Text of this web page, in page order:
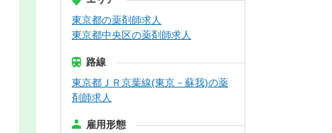
東京都の薬剤師求人
東京都中央区の薬剤師求人
路線
東京都ＪＲ京葉線(東京－蘇我)の薬
剤師求人
雇用形態